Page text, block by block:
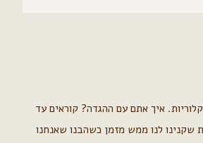
איך אתם עם ההגדה? קוראים עד
שקנינו לנו ממש מזמן כשהבנו שאנחנו